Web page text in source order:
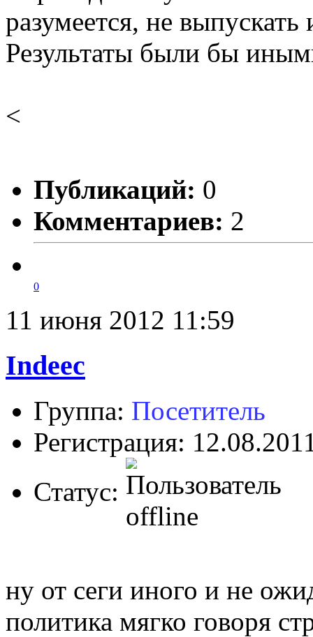
разумеется, не
Результаты были бы
<
Публикаций: 0
Комментариев: 2
0
11 июня 2012 11:59
Indeec
Группа: Посетитель
Регистрация:
Статус:
ну от сеги иного и не
политика мягко говоря